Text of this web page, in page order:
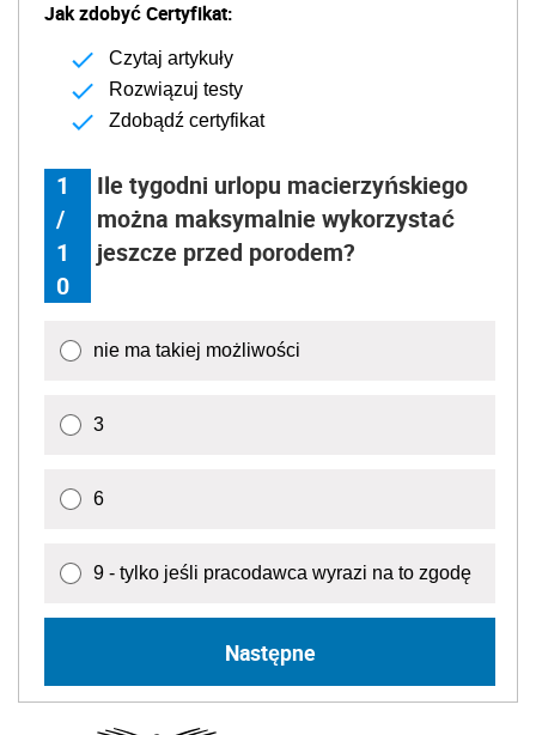
Jak zdobyć Certyfikat:
Czytaj artykuły
Rozwiązuj testy
Zdobądź certyfikat
1
/
1
0
Ile tygodni urlopu macierzyńskiego
można maksymalnie wykorzystać
jeszcze przed porodem?
nie ma takiej możliwości
3
6
9 - tylko jeśli pracodawca wyrazi na to zgodę
Następne